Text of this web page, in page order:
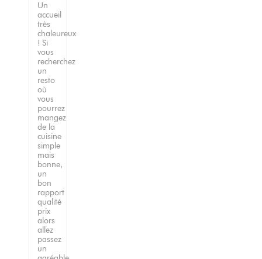
Un
accueil
très
chaleureux
! Si
vous
recherchez
un
resto
où
vous
pourrez
mangez
de la
cuisine
simple
mais
bonne,
un
bon
rapport
qualité
prix
alors
allez
passez
un